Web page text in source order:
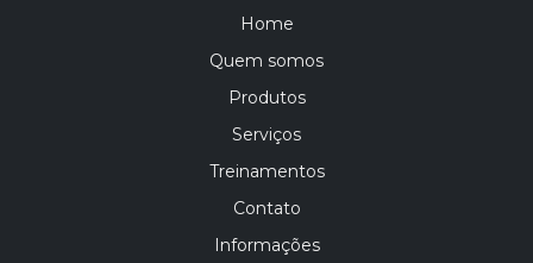
Home
Quem somos
Produtos
Serviços
Treinamentos
Contato
Informações